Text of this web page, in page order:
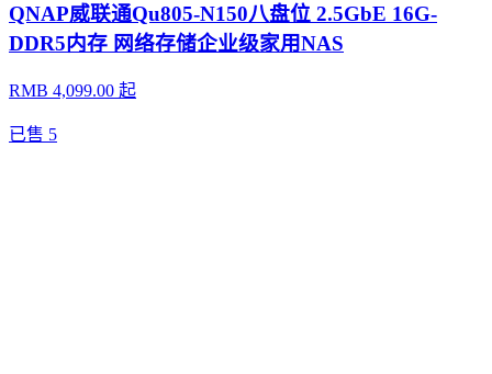
QNAP威联通Qu805-N150八盘位 2.5GbE 16G-
DDR5内存 网络存储企业级家用NAS
RMB 4,099.00 起
已售 5